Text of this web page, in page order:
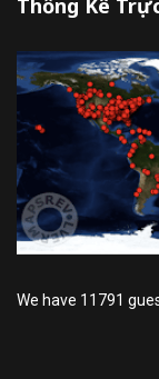
Thống Kê
We have 11791